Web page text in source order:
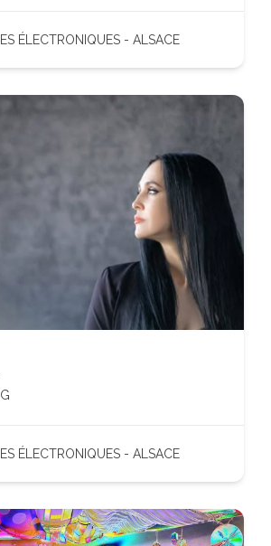
ÉLECTRONIQUES - ALSACE
ÉLECTRONIQUES - ALSACE